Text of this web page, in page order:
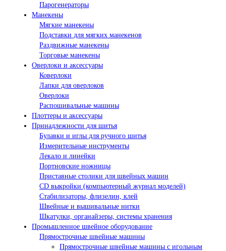
Парогенераторы
Манекены
Мягкие манекены
Подставки для мягких манекенов
Раздвижные манекены
Торговые манекены
Оверлоки и аксессуары
Коверлоки
Лапки для оверлоков
Оверлоки
Распошивальные машины
Плоттеры и аксессуары
Принадлежности для шитья
Булавки и иглы для ручного шитья
Измерительные инструменты
Лекало и линейки
Портновские ножницы
Приставные столики для швейных машин
СD выкройки (компьютерный журнал моделей)
Стабилизаторы, флизелин, клей
Швейные и вышивальные нитки
Шкатулки, органайзеры, системы хранения
Промышленное швейное оборудование
Прямострочные швейные машины
Прямострочные швейные машины с игольным